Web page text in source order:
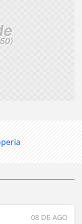
08 DE AGO